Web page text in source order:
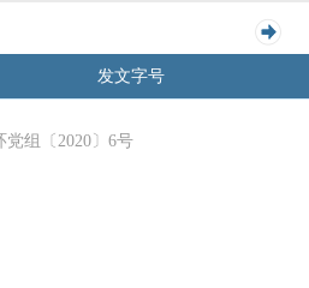
发文字号
党组〔2020〕6号